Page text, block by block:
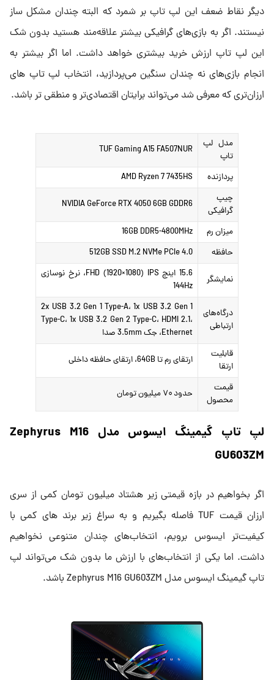
دیگر نقاط ضعف این لپ تاپ بر شمرد که البته چندان مشکل ساز
نیستند. اگر به بازی‌های گرافیکی بیشتر علاقه‌مند هستید بدون شک
این لپ تاپ ارزش خرید بیشتری خواهد داشت. اما اگر بیشتر به
انجام بازی‌های نه چندان سنگین می‌پردازید، انتخاب لپ تاپ‌ های
ارزان‌تری که معرفی شد می‌تواند برایتان اقتصادی‌تر و منطقی تر باشد.
مدل لپ
تاپ
TUF Gaming A15 FA507NUR
پردازنده
AMD Ryzen 7 7435HS
چیپ
گرافیکی
NVIDIA GeForce RTX 4050 6GB GDDR6
میزان رم
16GB DDR5-4800MHz
حافظه
512GB SSD M.2 NVMe PCIe 4.0
نمایشگر
15.6 اینچ FHD (1920×1080) IPS، نرخ نوسازی
144Hz
درگاه‌های
ارتباطی
2x USB 3.2 Gen 1 Type-A، 1x USB 3.2 Gen 1
Type-C، 1x USB 3.2 Gen 2 Type-C، HDMI 2.1،
Ethernet، جک 3.5mm صدا
قابلیت
ارتقا
ارتقای رم تا 64GB، ارتقای حافظه داخلی
قیمت
محصول
حدود ۷۰ میلیون تومان
لپ تاپ گیمینگ ایسوس مدل Zephyrus M16
GU603ZM
اگر بخواهیم در بازه قیمتی زیر هشتاد میلیون تومان کمی از سری
ارزان قیمت TUF فاصله بگیریم و به سراغ زیر برند های کمی با
کیفیت‌تر ایسوس برویم، انتخاب‌های چندان متنوعی نخواهیم
داشت. اما یکی از انتخاب‌های با ارزش ما بدون شک می‌تواند لپ
تاپ گیمینگ ایسوس مدل Zephyrus M16 GU603ZM باشد.